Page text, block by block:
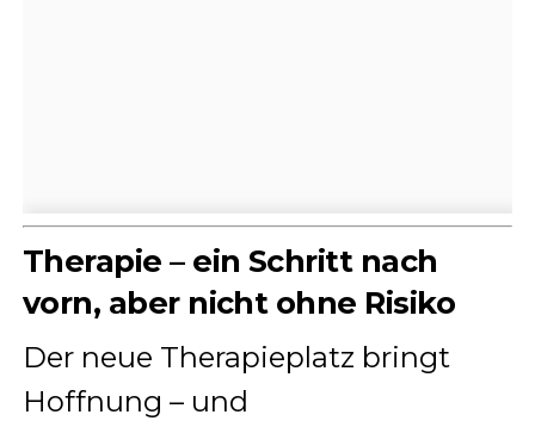
Therapie – ein Schritt nach
vorn, aber nicht ohne Risiko
Der neue Therapieplatz bringt
Hoffnung – und